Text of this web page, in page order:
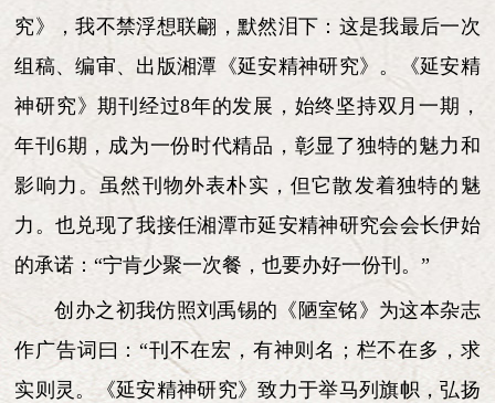
究》，我不禁浮想联翩，默然泪下：这是我最后一次
组稿、编审、出版湘潭《延安精神研究》。《延安精
神研究》期刊经过8年的发展，始终坚持双月一期，
年刊6期，成为一份时代精品，彰显了独特的魅力和
影响力。虽然刊物外表朴实，但它散发着独特的魅
力。也兑现了我接任湘潭市延安精神研究会会长伊始
的承诺：“宁肯少聚一次餐，也要办好一份刊。”
创办之初我仿照刘禹锡的《陋室铭》为这本杂志
作广告词曰：“刊不在宏，有神则名；栏不在多，求
实则灵。《延安精神研究》致力于举马列旗帜，弘扬